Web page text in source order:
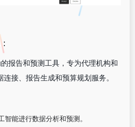
报告和预测工具，专为代理机构和
接、报告生成和预算规划服务。
智能进行数据分析和预测。